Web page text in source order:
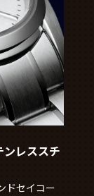
ンレススチ
ドセイコー